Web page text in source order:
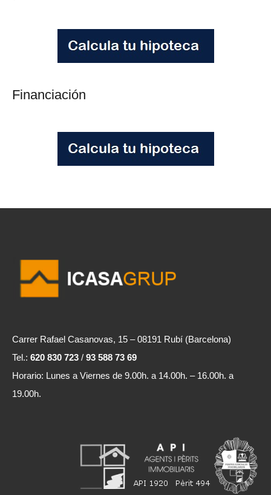
Financiación
Carrer Rafael Casanovas, 15 – 08191 Rubí (Barcelona)
Tel.: 620 830 723 / 93 588 73 69
Horario: Lunes a Viernes de 9.00h. a 14.00h. – 16.00h. a
19.00h.